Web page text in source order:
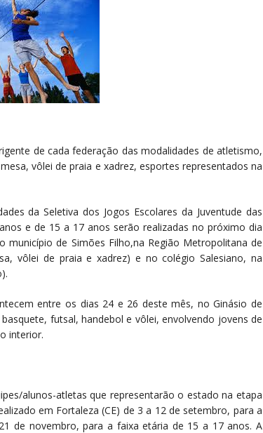
de cada federação das modalidades de atletismo,
vôlei de praia e xadrez, esportes representados na
da Seletiva dos Jogos Escolares da Juventude das
e de 15 a 17 anos serão realizadas no próximo dia
município de Simões Filho,na Região Metropolitana de
vôlei de praia e xadrez) e no colégio Salesiano, na
entre os dias 24 e 26 deste mês, no Ginásio de
futsal, handebol e vôlei, envolvendo jovens de
interior.
alunos-atletas que representarão o estado na etapa
em Fortaleza (CE) de 3 a 12 de setembro, para a
de novembro, para a faixa etária de 15 a 17 anos. A